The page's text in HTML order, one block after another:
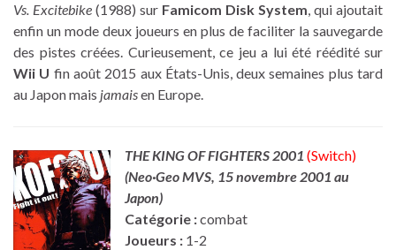
Vs. Excitebike (1988) sur Famicom Disk System, qui ajoutait
enfin un mode deux joueurs en plus de faciliter la sauvegarde
des pistes créées. Curieusement, ce jeu a lui été réédité sur
Wii U fin août 2015 aux États-Unis, deux semaines plus tard
au Japon mais jamaisen Europe.
THE KING OF FIGHTERS 2001 (Switch)
(Neo·Geo MVS, 15 novembre 2001 au
Japon)
Catégorie :combat
Joueurs : 1-2